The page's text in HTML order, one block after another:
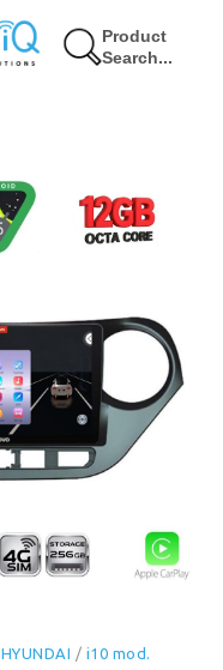
Product
Search...
7% Έκπτωση
HYUNDAI / i10 mod.